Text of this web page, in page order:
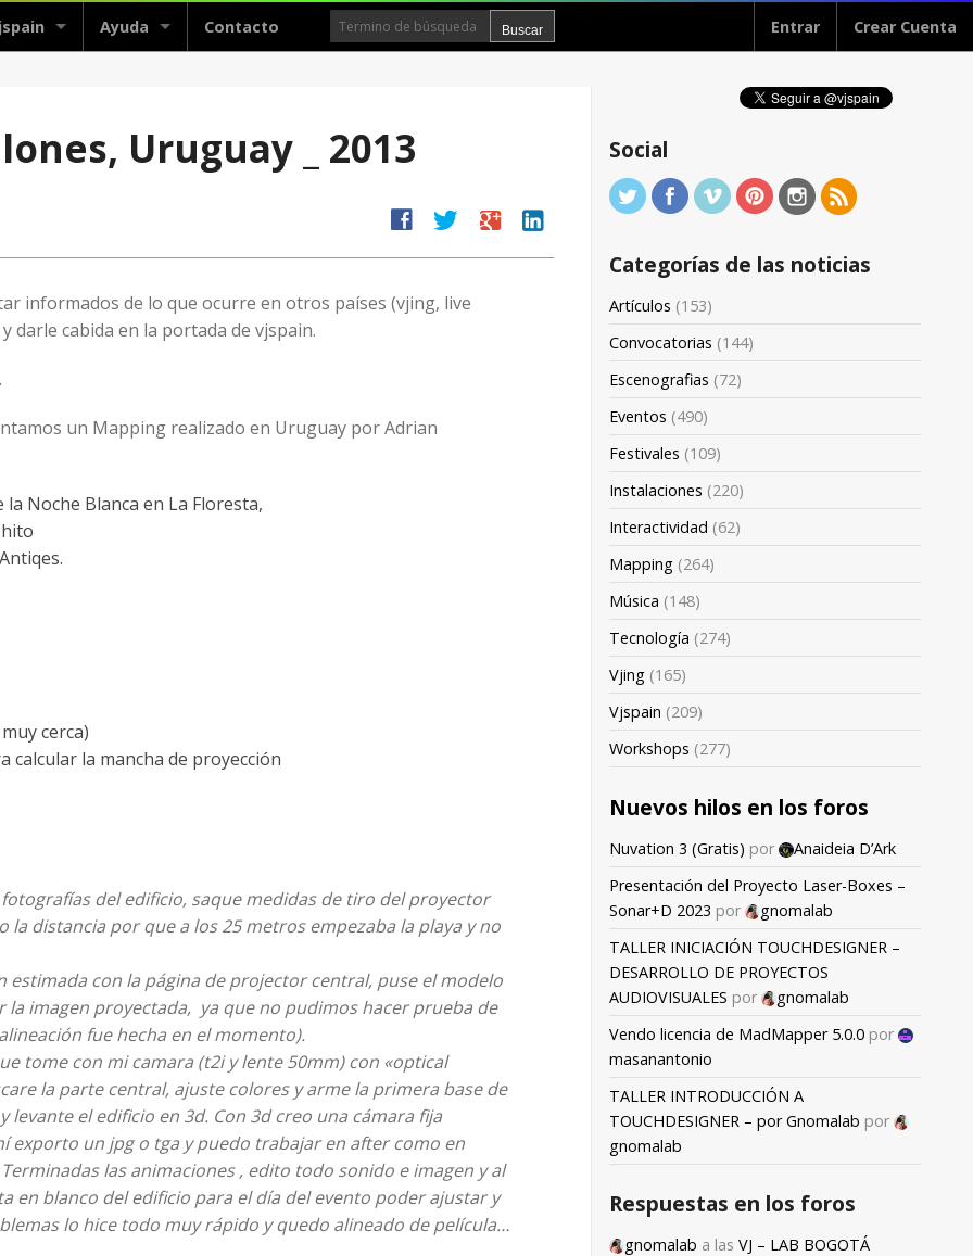
Ayuda Contacto Entrar Crear Cuenta
Uruguay _ 2013
facebook twitter google linkedin
informados de lo que ocurre en otros países (vjing, live
darle cabida en la portada de vjspain.
un Mapping realizado en Uruguay por Adrian
Noche Blanca en La Floresta,
cerca)
calcular la mancha de proyección
del edificio, saque medidas de tiro del proyector
distancia por que a los 25 metros empezaba la playa y no
estimada con la página de projector central, puse el modelo
imagen proyectada, ya que no pudimos hacer prueba de
fue hecha en el momento).
tome con mi camara (t2i y lente 50mm) con «optical
la parte central, ajuste colores y arme la primera base de
el edificio en 3d. Con 3d creo una cámara fija
exporto un jpg o tga y puedo trabajar en after como en
las animaciones , edito todo sonido e imagen y al
en blanco del edificio para el día del evento poder ajustar y
lo hice todo muy rápido y quedo alineado de película…
Social
Categorías de las noticias
Artículos (153)
Convocatorias (144)
Escenografias (72)
Eventos (490)
Festivales (109)
Instalaciones (220)
Interactividad (62)
Mapping (264)
Música (148)
Tecnología (274)
Vjing (165)
Vjspain (209)
Workshops (277)
Nuevos hilos en los foros
Nuvation 3 (Gratis) por
Anaideia D’Ark
Presentación del Proyecto Laser-Boxes –
Sonar+D 2023 por
gnomalab
TALLER INICIACIÓN TOUCHDESIGNER –
DESARROLLO DE PROYECTOS
AUDIOVISUALES por
gnomalab
Vendo licencia de MadMapper 5.0.0 por
masanantonio
TALLER INTRODUCCIÓN A
TOUCHDESIGNER – por Gnomalab por
gnomalab
Respuestas en los foros
gnomalab a las VJ – LAB BOGOTÁ